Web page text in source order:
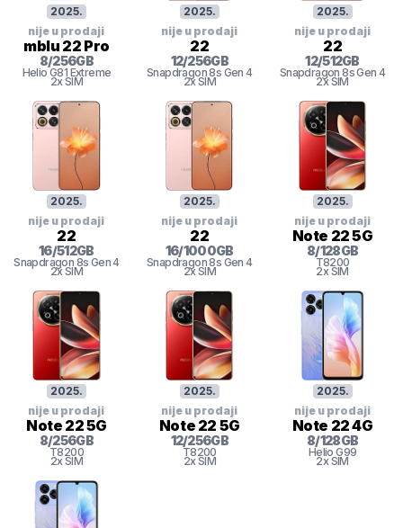
2025.
nije u prodaji
mblu 22 Pro
8/256GB
Helio G81 Extreme
2x SIM
2025.
nije u prodaji
22
12/256GB
Snapdragon 8s Gen 4
2x SIM
2025.
nije u prodaji
22
12/512GB
Snapdragon 8s Gen 4
2x SIM
2025.
nije u prodaji
22
16/512GB
Snapdragon 8s Gen 4
2x SIM
2025.
nije u prodaji
22
16/1000GB
Snapdragon 8s Gen 4
2x SIM
2025.
nije u prodaji
Note 22 5G
8/128GB
T8200
2x SIM
2025.
nije u prodaji
Note 22 5G
8/256GB
T8200
2x SIM
2025.
nije u prodaji
Note 22 5G
12/256GB
T8200
2x SIM
2025.
nije u prodaji
Note 22 4G
8/128GB
Helio G99
2x SIM